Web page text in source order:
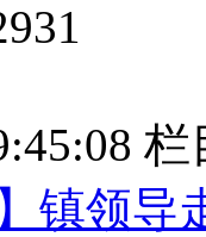
栏
镇领